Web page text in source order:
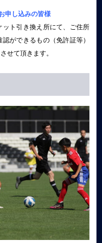
申し込みの皆様
ット引き換え所にて、ご住所
ができるもの（免許証等）
せて頂きます。